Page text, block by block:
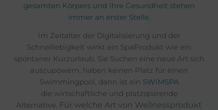
gesamten Körpers und Ihre Gesundheit stehen
immer an erster Stelle.
Im Zeitalter der Digitalisierung und der
Schnelllebigkeit wirkt ein SpaProdukt wie ein
spontaner Kurzurlaub. Sie Suchen eine neue Art sich
auszupowern, haben keinen Platz für einen
Swimmingpool, dann ist ein SWIMSPA
die wirtschaftliche und platzsparende
Alternative. Für welche Art von Wellnessprodukt